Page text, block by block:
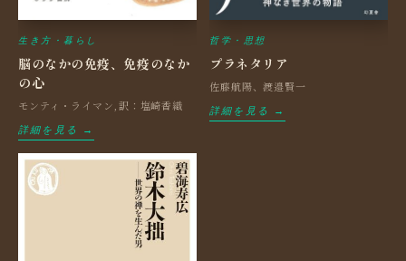
生き方・暮らし
脳のなかの免疫、免疫のなか
の心
モンティ・ライマン,訳：塩崎香織
詳細を見る →
哲学・思想
プラネタリア
佐藤航陽、渡邉賢一
詳細を見る →